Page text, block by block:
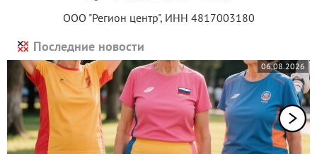
ООО "Регион центр", ИНН 4817003180
Последние новости
06.08.2026